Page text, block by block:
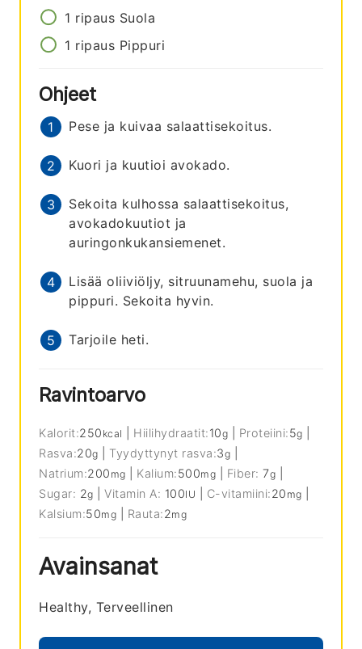
1 ripaus Suola
1 ripaus Pippuri
Ohjeet
Pese ja kuivaa salaattisekoitus.
Kuori ja kuutioi avokado.
Sekoita kulhossa salaattisekoitus,
avokadokuutiot ja
auringonkukansiemenet.
Lisää oliiviöljy, sitruunamehu, suola ja
pippuri. Sekoita hyvin.
Tarjoile heti.
Ravintoarvo
Kalorit:250 kcal Hiilihydraatit:10g Proteiini:5g
Rasva:20g Tyydyttynyt rasva:3g
Natrium:200 mg Kalium:500mg Fiber:7g
Sugar: 2g |Vitamin A: 100IU C-vitamiini:20 mg
Kalsium:50mg Rauta:2mg
Avainsanat
Healthy, Terveellinen